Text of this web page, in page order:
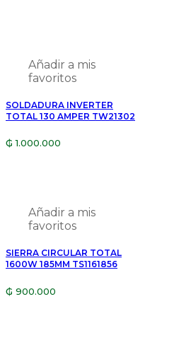
Añadir a mis
favoritos
SOLDADURA INVERTER
TOTAL 130 AMPER TW21302
₲ 1.000.000
Añadir a mis
favoritos
SIERRA CIRCULAR TOTAL
1600W 185MM TS1161856
₲ 900.000